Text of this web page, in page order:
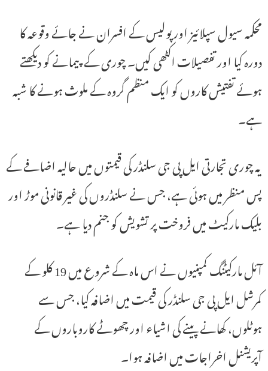
محکمہ سیول سپلائیز اور پولیس کے افسران نے جائے وقوعہ کا
دورہ کیا اور تفصیلات اکٹھی کیں۔ چوری کے پیمانے کو دیکھتے
ہوئے تفتیش کاروں کو ایک منظم گروہ کے ملوث ہونے کا شبہ
ہے۔
یہ چوری تجارتی ایل پی جی سلنڈر کی قیمتوں میں حالیہ اضافے کے
پس منظر میں ہوئی ہے، جس نے سلنڈروں کی غیر قانونی موڑ اور
بلیک مارکیٹ میں فروخت پر تشویش کو جنم دیا ہے۔
آئل مارکیٹنگ کمپنیوں نے اس ماہ کے شروع میں 19 کلو کے
کمرشل ایل پی جی سلنڈر کی قیمت میں اضافہ کیا، جس سے
ہوٹلوں، کھانے پینے کی اشیاء اور چھوٹے کاروباروں کے
آپریشنل اخراجات میں اضافہ ہوا۔